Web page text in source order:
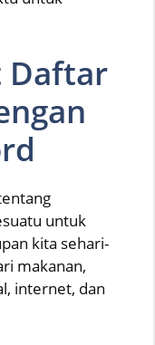
Daftar
untuk
kita sehari-
makanan,
internet, dan